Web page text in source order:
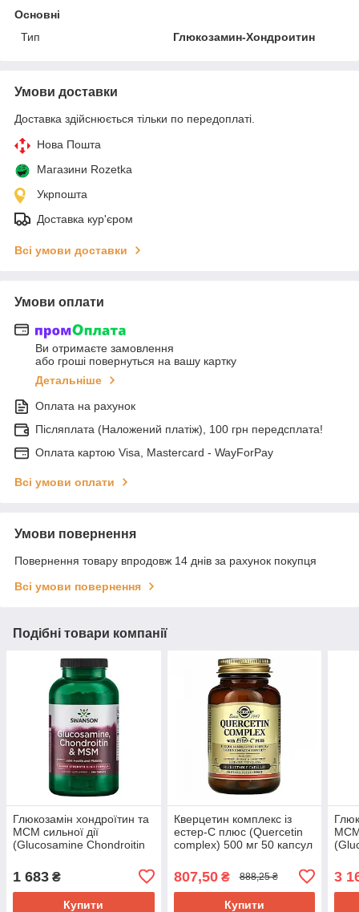
Основні
Тип
Глюкозамин-Хондроитин
Умови доставки
Доставка здійснюється тільки по передоплаті.
Нова Пошта
Магазини Rozetka
Укрпошта
Доставка кур'єром
Всі умови доставки
Умови оплати
Ви отримаєте замовлення
або гроші повернуться на вашу картку
Детальніше
Оплата на рахунок
Післяплата (Наложений платіж), 100 грн передсплата!
Оплата картою Visa, Mastercard - WayForPay
Всі умови оплати
Умови повернення
Повернення товару впродовж 14 днів за рахунок покупця
Всі умови повернення
Подібні товари компанії
Глюкозамін хондроїтин та
МСМ сильної дії
(Glucosamine Chondroitin
SWV-11081EXP
1 683 ₴
Купити
Кверцетин комплекс із
естер-C плюс (Quercetin
complex) 500 мг 50 капсул
807,50₴ 888,25 ₴
Купити
МСМ
3